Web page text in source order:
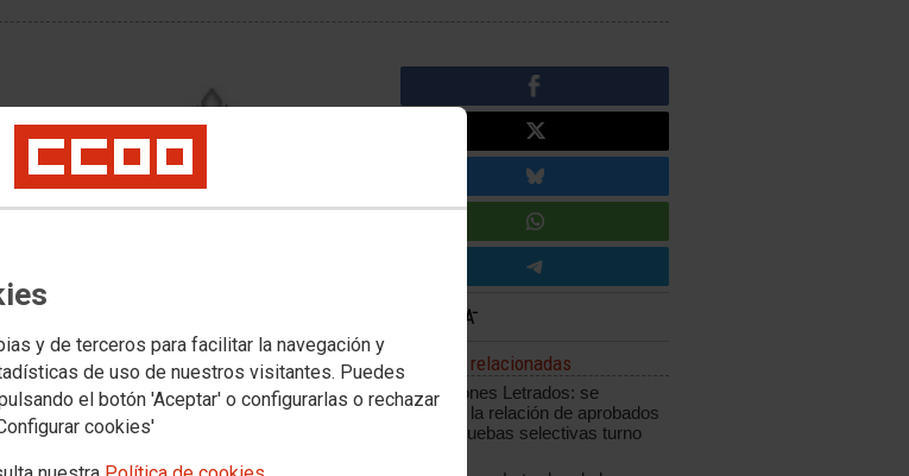
y de terceros para facilitar la navegación y
de uso de nuestros visitantes. Puedes
el botón 'Aceptar' o configurarlas o rechazar
cookies'
LETRADOS
Noticias relacionadas
Oposiciones Letrados: se
modifica la relación de aprobados
de las pruebas selectivas turno